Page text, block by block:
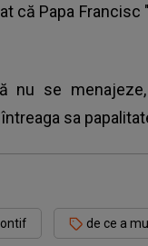
că Papa Francisc
nu se
sa
de ce a